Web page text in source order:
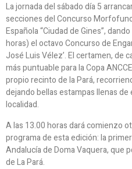
La jornada del sábado día 5
secciones del Concurso
Española “Ciudad de Gines”,
horas) el octavo Concurso de
José Luis Vélez’. El certamen, de
más puntuable para la Copa
propio recinto de la Pará,
dejando bellas estampas llenas de
localidad.
A las 13.00 horas dará comienzo
programa de esta edición: la
Andalucía de Doma Vaquera, que
de La Pará.